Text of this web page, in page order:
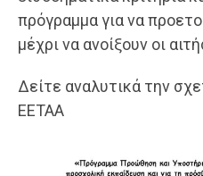
πρόγραμμα για να
μέχρι να ανοίξουν οι
Δείτε αναλυτικά την
ΕΕΤΑΑ